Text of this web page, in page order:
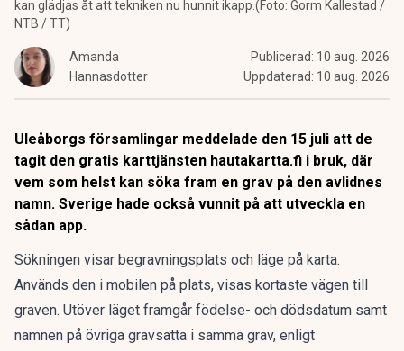
kan glädjas åt att tekniken nu hunnit ikapp.(Foto: Gorm Kallestad /
NTB / TT)
Amanda
Hannasdotter
Publicerad: 10 aug. 2026
Uppdaterad: 10 aug. 2026
Uleåborgs församlingar meddelade den 15 juli att de
tagit den gratis karttjänsten hautakartta.fi i bruk, där
vem som helst kan söka fram en grav på den avlidnes
namn. Sverige hade också vunnit på att utveckla en
sådan app.
Sökningen visar begravningsplats och läge på karta.
Används den i mobilen på plats, visas kortaste vägen till
graven. Utöver läget framgår födelse- och dödsdatum samt
namnen på övriga gravsatta i samma grav, enligt